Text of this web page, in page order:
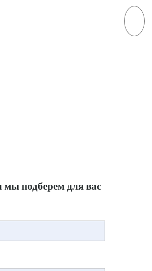
мы подберем для вас